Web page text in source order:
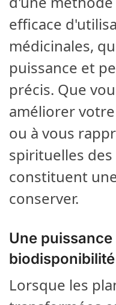
efficace
médicinales,
puissance et
précis. Que
améliorer
ou à vous
spirituelles
constituent
conserver.
Une
Lorsque les